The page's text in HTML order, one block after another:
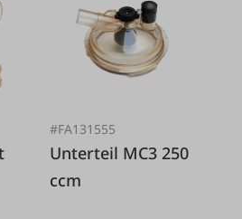
#FA131555
Unterteil MC3 250
ccm